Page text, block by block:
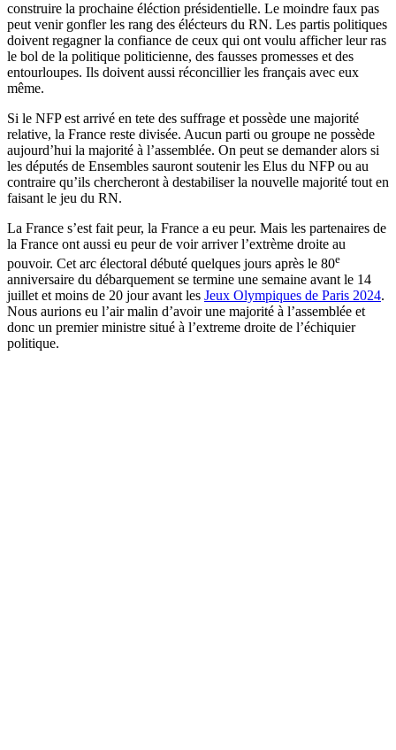
construire la prochaine éléction présidentielle. Le moindre faux pas
peut venir gonfler les rang des élécteurs du RN. Les partis politiques
doivent regagner la confiance de ceux qui ont voulu afficher leur ras
le bol de la politique politicienne, des fausses promesses et des
entourloupes. Ils doivent aussi réconcillier les français avec eux
même.
Si le NFP est arrivé en tete des suffrage et possède une majorité
relative, la France reste divisée. Aucun parti ou groupe ne possède
aujourd’hui la majorité à l’assemblée. On peut se demander alors si
les députés de Ensembles sauront soutenir les Elus du NFP ou au
contraire qu’ils chercheront à destabiliser la nouvelle majorité tout en
faisant le jeu du RN.
La France s’est fait peur, la France a eu peur. Mais les partenaires de
la France ont aussi eu peur de voir arriver l’extrème droite au
pouvoir. Cet arc électoral débuté quelques jours après le 80e
anniversaire du débarquement se termine une semaine avant le 14
juillet et moins de 20 jour avant les Jeux Olympiques de Paris 2024.
Nous aurions eu l’air malin d’avoir une majorité à l’assemblée et
donc un premier ministre situé à l’extreme droite de l’échiquier
politique.